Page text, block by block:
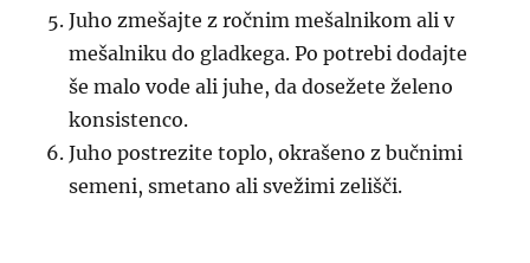
Juho zmešajte z ročnim mešalnikom ali v
mešalniku do gladkega. Po potrebi dodajte
še malo vode ali juhe, da dosežete želeno
konsistenco.
Juho postrezite toplo, okrašeno z bučnimi
semeni, smetano ali svežimi zelišči.